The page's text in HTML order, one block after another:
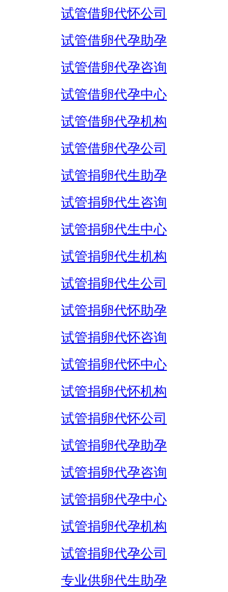
试管借卵代怀公司
试管借卵代孕助孕
试管借卵代孕咨询
试管借卵代孕中心
试管借卵代孕机构
试管借卵代孕公司
试管捐卵代生助孕
试管捐卵代生咨询
试管捐卵代生中心
试管捐卵代生机构
试管捐卵代生公司
试管捐卵代怀助孕
试管捐卵代怀咨询
试管捐卵代怀中心
试管捐卵代怀机构
试管捐卵代怀公司
试管捐卵代孕助孕
试管捐卵代孕咨询
试管捐卵代孕中心
试管捐卵代孕机构
试管捐卵代孕公司
专业供卵代生助孕